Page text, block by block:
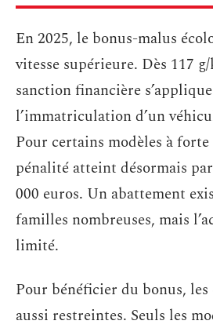
En 2025, le bonus-malus
vitesse supérieure. Dès 117
sanction financière
l’immatriculation d’un
Pour certains modèles à
pénalité atteint désormais
000 euros. Un abattement
familles nombreuses, mais
limité.
Pour bénéficier du bonus,
aussi restreintes. Seuls les